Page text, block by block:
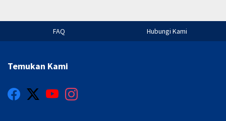
FAQ Hubungi Kami
Temukan Kami